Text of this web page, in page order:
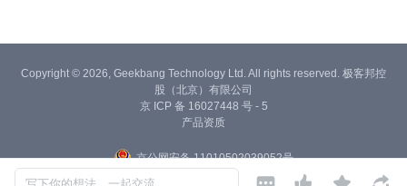
Copyright © 2026, Geekbang Technology Ltd. All rights reserved. 极客邦控
股（北京）有限公司
京 ICP 备 16027448 号 - 5
产品资质
京公网安备 11010502039052号